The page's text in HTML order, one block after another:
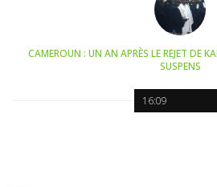
16:09
CAMEROUN : UN AN APRÈS LE REJET DE
SUSPENS